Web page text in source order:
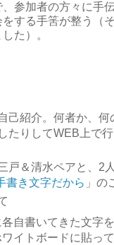
参加者の方々に手
する手筈が整う（
た）。
己紹介。何者か、何
たりしてWEB上で
戸＆清水ペアと、2
き文字だから 」の
自書いてきた文字
イトボードに貼っ